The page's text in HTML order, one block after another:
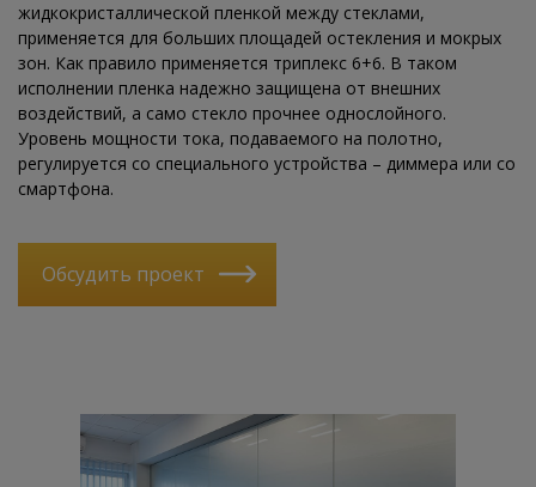
жидкокристаллической пленкой между стеклами,
применяется для больших площадей остекления и мокрых
зон. Как правило применяется триплекс 6+6. В таком
исполнении пленка надежно защищена от внешних
воздействий, а само стекло прочнее однослойного.
Уровень мощности тока, подаваемого на полотно,
регулируется со специального устройства – диммера или со
смартфона.
Обсудить проект